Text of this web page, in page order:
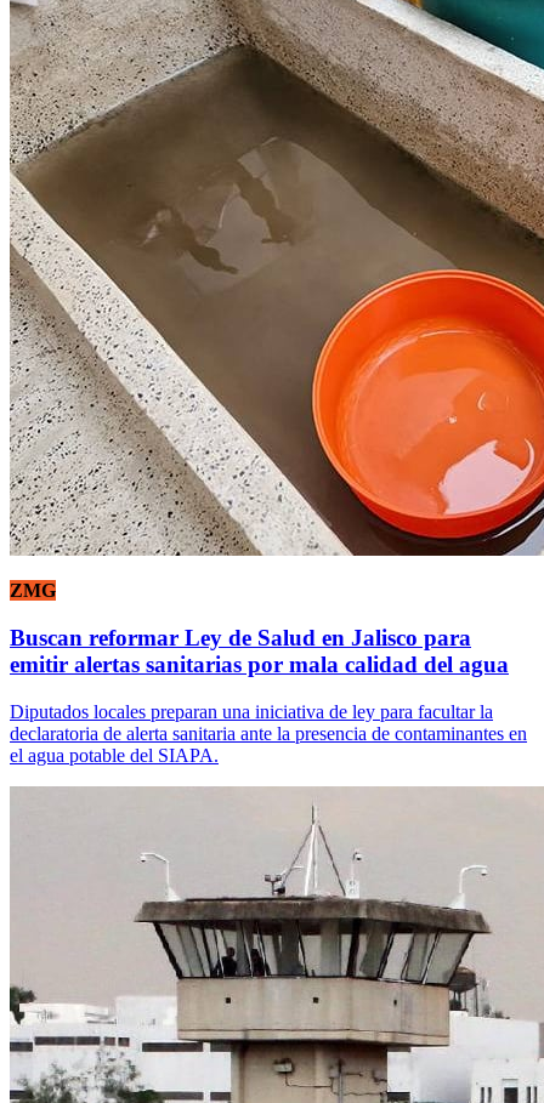
ZMG
Buscan reformar Ley de Salud en Jalisco para
emitir alertas sanitarias por mala calidad del agua
Diputados locales preparan una iniciativa de ley para facultar la
declaratoria de alerta sanitaria ante la presencia de contaminantes en
el agua potable del SIAPA.